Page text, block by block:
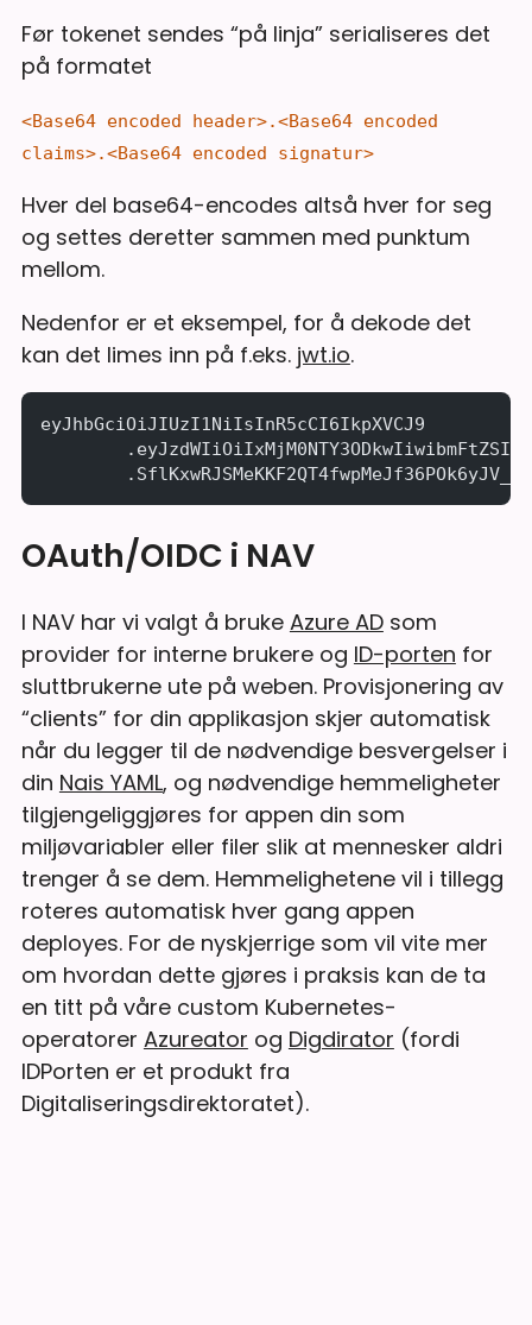
Før tokenet sendes “på linja” serialiseres det
på formatet
<Base64 encoded header>.<Base64 encoded
claims>.<Base64 encoded signatur>
Hver del base64-encodes altså hver for seg
og settes deretter sammen med punktum
mellom.
Nedenfor er et eksempel, for å dekode det
kan det limes inn på f.eks. jwt.io.
eyJhbGciOiJIUzI1NiIsInR5cCI6IkpXVCJ9
OAuth/OIDC i NAV
I NAV har vi valgt å bruke Azure ADsom
provider for interne brukere og ID-porten for
sluttbrukerne ute på weben. Provisjonering av
“clients” for din applikasjon skjer automatisk
når du legger til de nødvendige besvergelser i
din Nais YAML, og nødvendige hemmeligheter
tilgjengeliggjøres for appen din som
miljøvariabler eller filer slik at mennesker aldri
trenger å se dem. Hemmelighetene vil i tillegg
roteres automatisk hver gang appen
deployes. For de nyskjerrige som vil vite mer
om hvordan dette gjøres i praksis kan de ta
en titt på våre custom Kubernetes-
operatorer Azureator og Digdirator (fordi
IDPorten er et produkt fra
Digitaliseringsdirektoratet).